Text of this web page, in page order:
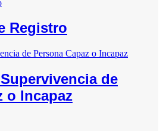
Registro
de
o Incapaz